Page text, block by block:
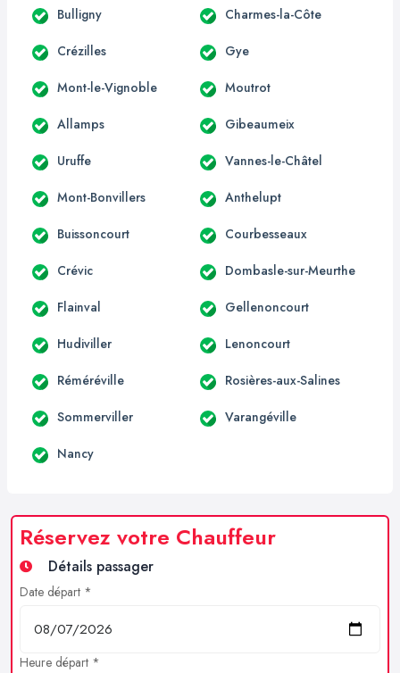
Bulligny Charmes-la-Côte
Crézilles Gye
Mont-le-Vignoble Moutrot
Allamps Gibeaumeix
Uruffe Vannes-le-Châtel
Mont-Bonvillers Anthelupt
Buissoncourt Courbesseaux
Crévic Dombasle-sur-Meurthe
Flainval Gellenoncourt
Hudiviller Lenoncourt
Réméréville Rosières-aux-Salines
Sommerviller Varangéville
Nancy
Réservez votre Chauffeur
Détails passager
Date départ *
Heure départ *